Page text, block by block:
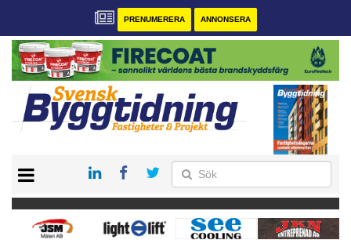
PRENUMERERA ANNONSERA
PRENUMERERA